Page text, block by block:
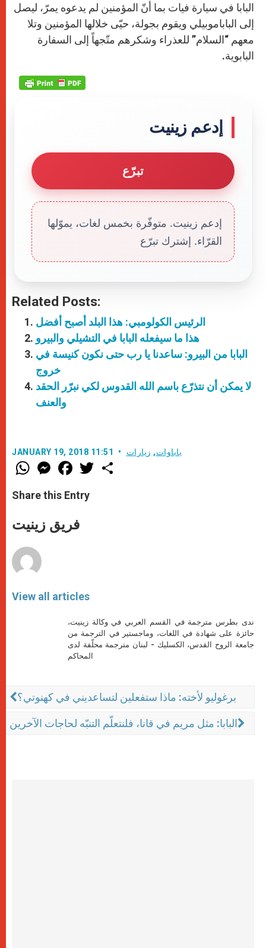
البابا في سيارة فيات بما أنّ المؤمنين لم يدعوه يمرّ، ليصل
إلى الباباموبيلي ويقوم بجولة، حيّى خلالها المؤمنين وتلا
معهم “السلام” للعذراء وشكرهم متّجهاً إلى السفارة
البابوية.
إدعم زينيت
تبرّع
إدعم زينيت. متوفّرة بخمس لغات، يموّلها
القرّاء. إشترك تبرّع
Related Posts:
الرئيس الكولومبي: هذا البلد أصبح أفضل
هذا ما سيفعله البابا في التشيلي والبيرو
البابا من البيرو: ساعدنا يا رب حتى نكون كنيسة في
خروج
لا يمكن أن نتذرّع باسم الله القدوس لكي نبرّر الحقد
والعنف
JANUARY 19, 2018 11:51 باباوات, زيارات
W
h
t
s
p
p
M
e
s
e
g
e
F
a
e
b
o
k
w
Share this Entry
فريق زينيت
View all articles
ندى بطرس مترجمة في القسم العربي في وكالة زينيت،
حائزة على شهادة في اللغات، وماجستير في الترجمة من
جامعة الروح القدس، الكسليك - لبنان مترجمة محلّفة لدى
المحاكم
برغوليو لأخته: ماذا ستفعلين لتساعديني في كهنوتي؟
البابا: مثل مريم في قانا، فلنتعلّم التنبّه لحاجات الآخرين